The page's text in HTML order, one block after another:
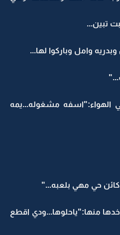
تبين...
وامل وباركوا لها...
مشغوله...يمه
حي مهي بلعبه..."
منها:"ياحلوها...ودي اقطع